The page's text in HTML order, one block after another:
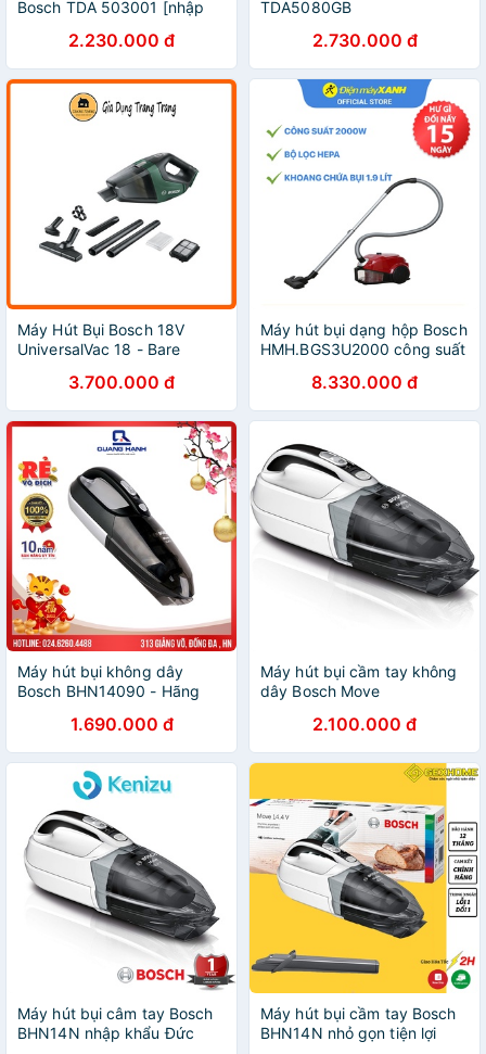
Bosch TDA 503001 [nhập
2.230.000 đ
TDA5080GB
2.730.000 đ
Máy Hút Bụi Bosch 18V
UniversalVac 18 - Bare
3.700.000 đ
Máy hút bụi dạng hộp Bosch
HMH.BGS3U2000 công suất
Chính hãng BH 2 năm
8.330.000 đ
Máy hút bụi không dây
Bosch BHN14090 - Hãng
1.690.000 đ
Máy hút bụi cầm tay không
dây Bosch Move
2.100.000 đ
Máy hút bụi câm tay Bosch
BHN14N nhập khẩu Đức
Máy hút bụi cầm tay Bosch
BHN14N nhỏ gọn tiện lợi